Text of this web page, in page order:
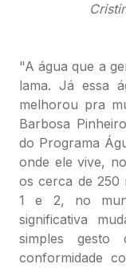
"A água que a
lama. Já essa
melhorou pra
Barbosa
do Programa
onde ele vive,
os cerca de 250
1 e 2, no
significativa
simples
conformidade